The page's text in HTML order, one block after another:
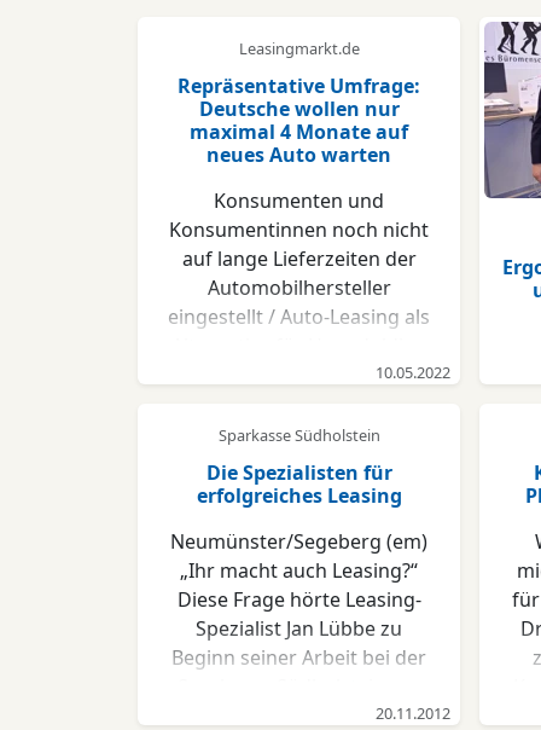
Leasingmarkt.de
Repräsentative Umfrage:
Deutsche wollen nur
maximal 4 Monate auf
neues Auto warten
Konsumenten und
Konsumentinnen noch nicht
auf lange Lieferzeiten der
Automobilhersteller
eingestellt / Auto-Leasing als
Düsseldorf, 23. März 2022.
Rohstoffmangel lassen die
Automobilproduktion aktuell
einbrechen. Das Ergebnis
diejenigen, die sich jetzt ein
Fahrzeug kaufen möchten.
Doch die Geduld der
Kundinnen und Kunden hat
ihre Grenzen: Hierzulande
durchschnittlich dazu bereit,
10.05.2022
Sparkasse Südholstein
Die Spezialisten für
erfolgreiches Leasing
Neumünster/Segeberg (em)
„Ihr macht auch Leasing?“
Diese Frage hörte Leasing-
Spezialist Jan Lübbe zu
Beginn seiner Arbeit bei der
rund zwölf Jahren fast täglich.
20.11.2012
für